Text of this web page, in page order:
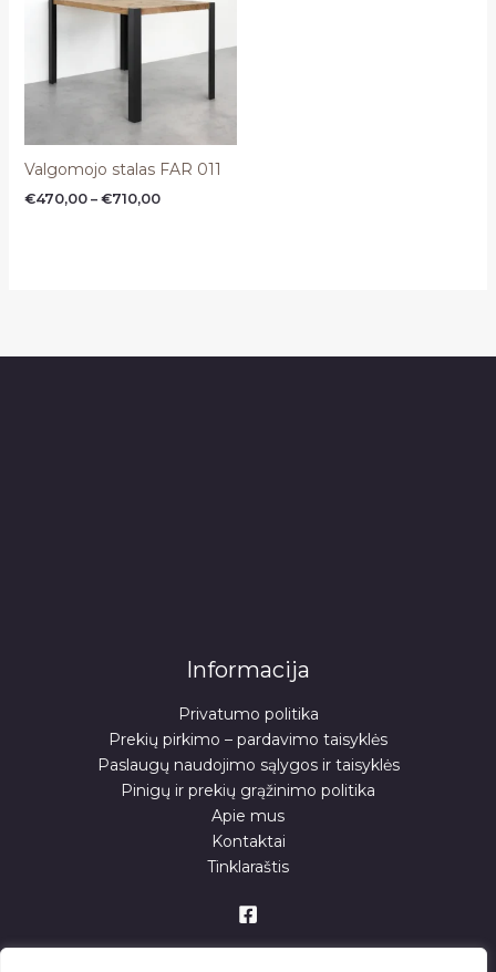
Valgomojo stalas FAR 011
€470,00 – €710,00
€710,00
Informacija
Privatumo politika
Prekių pirkimo – pardavimo taisyklės
Paslaugų naudojimo sąlygos ir taisyklės
Pinigų ir prekių grąžinimo politika
Apie mus
Kontaktai
Tinklaraštis